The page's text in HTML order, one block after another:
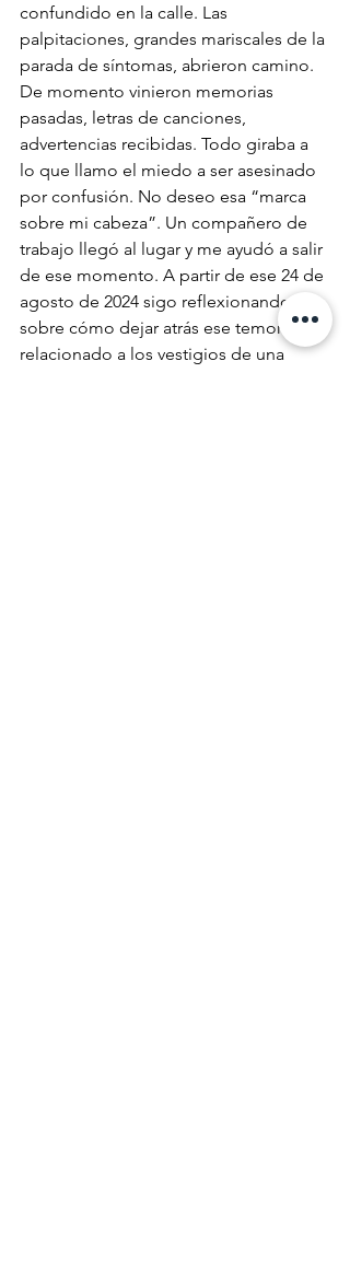
confundido en la calle. Las
palpitaciones, grandes mariscales de la
parada de síntomas, abrieron camino.
De momento vinieron memorias
pasadas, letras de canciones,
advertencias recibidas. Todo giraba a
lo que llamo el miedo a ser asesinado
por confusión. No deseo esa “marca
sobre mi cabeza”. Un compañero de
trabajo llegó al lugar y me ayudó a salir
de ese momento. A partir de ese 24 de
agosto de 2024 sigo reflexionando
sobre cómo dejar atrás ese temor
relacionado a los vestigios de una